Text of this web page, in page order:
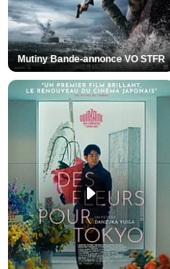
Mutiny Bande-annonce VO STFR